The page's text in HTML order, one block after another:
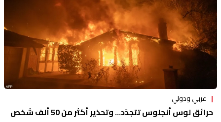
عربي ودولي
حرائق لوس أنجلوس تتجدّد... وتحذير أكثر من 50 ألف شخص